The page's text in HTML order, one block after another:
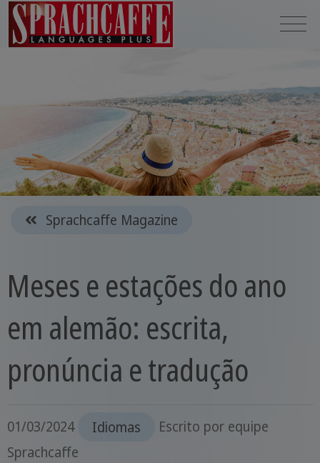
Sprachcaffe Magazine
Meses e estações do ano
em alemão: escrita,
pronúncia e tradução
01/03/2024 Idiomas Escrito por equipe
Sprachcaffe